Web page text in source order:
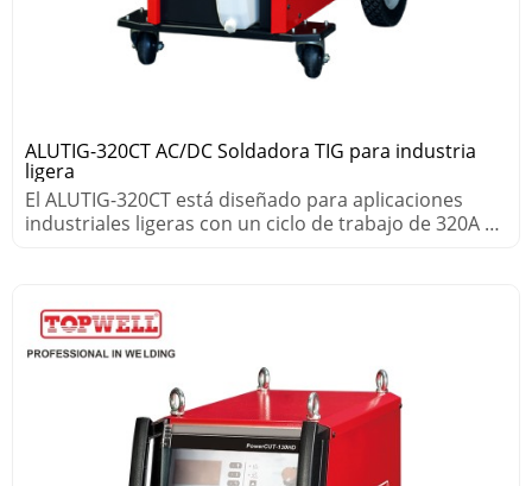
ALUTIG-320CT AC/DC Soldadora TIG para industria
ligera
El ALUTIG-320CT está diseñado para aplicaciones
industriales ligeras con un ciclo de trabajo de 320A al